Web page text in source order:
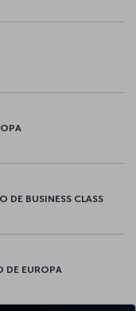
DE BUSINESS CLASS
DE EUROPA